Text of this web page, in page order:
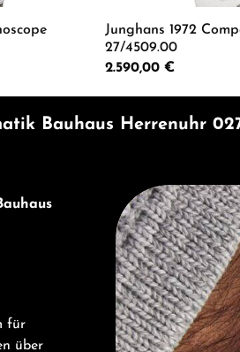
benutze die
den gewünschten
Junghans 1972
27/4509.00
Regulärer Preis:
2.590,00 €
Produkt
Bauhaus Herrenuhr
für
über
Entdecken Sie